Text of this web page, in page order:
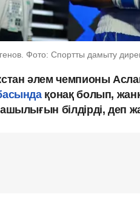
Фото: Спортты дамыту
әлем чемпионы
қонақ болып,
білдірді, деп